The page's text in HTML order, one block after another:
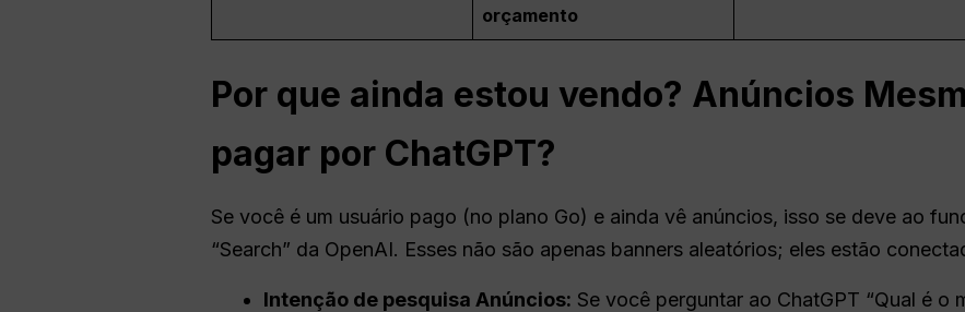
orçamento
Por que ainda estou vendo? Anúncios
pagar por ChatGPT?
Se você é um usuário pago (no plano Go) e ainda vê anúncios, isso se deve ao
“Search” da OpenAI. Esses não são apenas banners aleatórios; eles estão
Intenção de pesquisa Anúncios: Se você perguntar ao ChatGPT “Qual é o